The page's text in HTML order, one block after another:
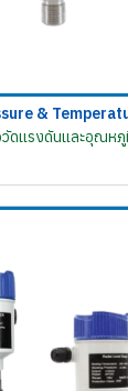
&
วัดแรงดันและอุณห